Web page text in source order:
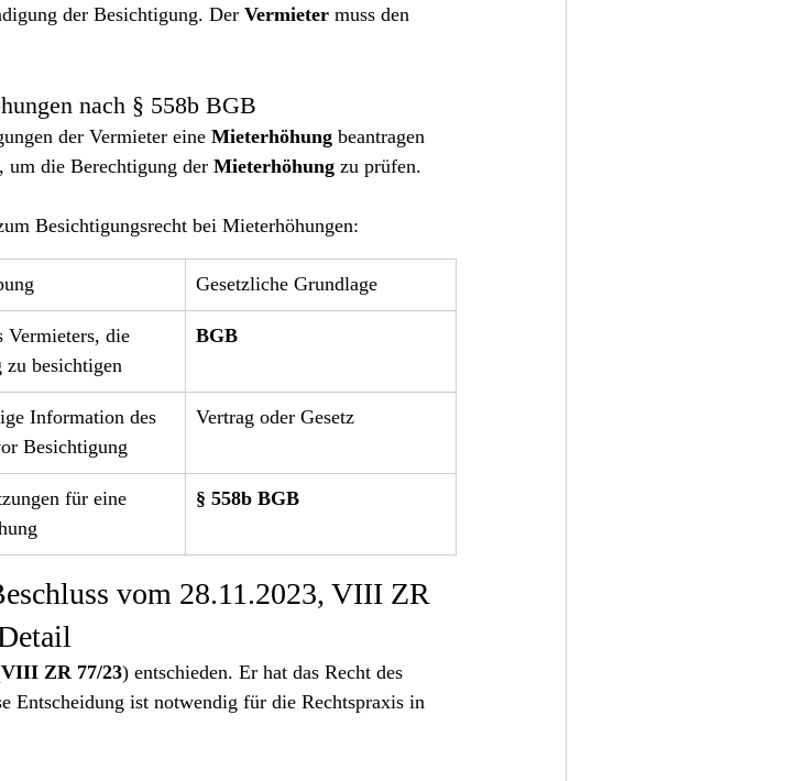
der Besichtigung. Der Vermieter muss den
nach § 558b BGB
der Vermieter eine Mieterhöhung beantragen
um die Berechtigung der Mieterhöhung zu prüfen.
Besichtigungsrecht bei Mieterhöhungen:
Gesetzliche Grundlage
Vermieters, die
zu besichtigen
BGB
Information des
Besichtigung
Vertrag oder Gesetz
für eine
§ 558b BGB
vom 28.11.2023, VIII ZR
VIII ZR 77/23) entschieden. Er hat das Recht des
Entscheidung ist notwendig für die Rechtspraxis in